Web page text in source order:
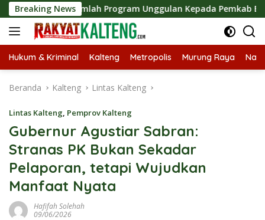
Langsung
ke
konten
Breaking News
Sejumlah Program Unggulan Kepada Pemkab Barut
Hukum & Kriminal Kalteng Metropolis Murung Raya
Beranda Kalteng Lintas Kalteng
Lintas Kalteng, Pemprov Kalteng
Gubernur Agustiar Sabran:
Stranas PK Bukan Sekadar
Pelaporan, tetapi Wujudkan
Manfaat Nyata
Hafifah Solehah
09/06/2026